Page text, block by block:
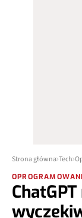
Strona główna Tech